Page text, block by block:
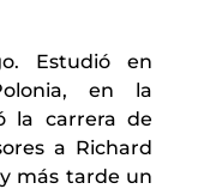
Estudió en
en la
la carrera de
a Richard
más tarde un